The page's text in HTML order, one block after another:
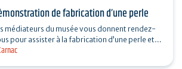
de fabrication d’une perle
médiateurs du musée vous donnent rendez-
pour assister à la fabrication d’une perle et
dévoiler les techniques ingénieuses…